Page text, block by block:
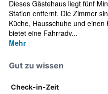
Dieses Gästehaus liegt fünf
Station entfernt. Die Zimmer
Küche, Hausschuhe und
bietet eine Fahrradv...
Mehr
Gut zu wissen
Check-in-Zeit